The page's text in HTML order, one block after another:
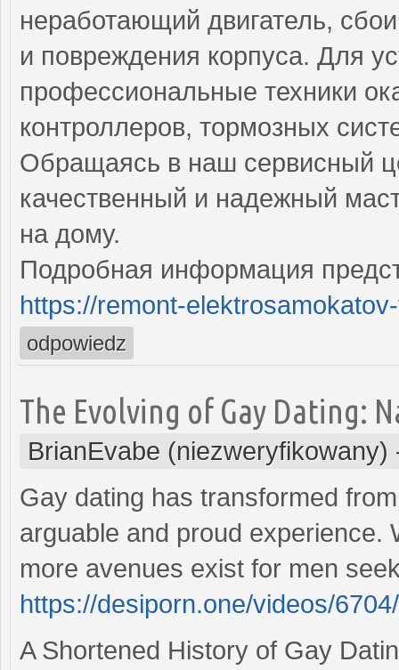
неработающий двигатель,
и повреждения корпуса. Для
профессиональные техники
контроллеров, тормозных
Обращаясь в наш сервисный
качественный и надежный
на дому.
Подробная информация
https://remont-
odpowiedz
The Evolving of Gay Dating:
BrianEvabe (niezweryfikowany)
Gay dating has transformed
arguable and proud experience.
more avenues exist for men
https://desiporn.one/videos/
A Shortened History of Gay